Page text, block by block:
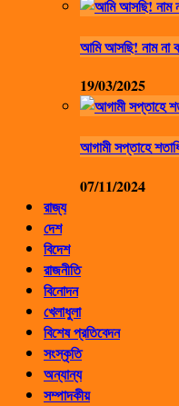
আমি আসছি! নাম না
19/03/2025
আগামী সপ্তাহে
07/11/2024
রাজ্য
দেশ
বিদেশ
রাজনীতি
বিনোদন
খেলাধুলা
বিশেষ প্রতিবেদন
সংস্কৃতি
অন্যান্য
সম্পাদকীয়